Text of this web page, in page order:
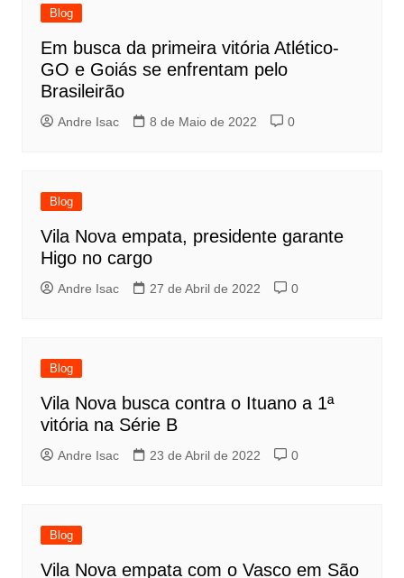
Blog
Em busca da primeira vitória Atlético-
GO e Goiás se enfrentam pelo
Brasileirão
Andre Isac 8 de Maio de 2022 0
Blog
Vila Nova empata, presidente garante
Higo no cargo
Andre Isac 27 de Abril de 2022 0
Blog
Vila Nova busca contra o Ituano a 1ª
vitória na Série B
Andre Isac 23 de Abril de 2022 0
Blog
Vila Nova empata com o Vasco em São